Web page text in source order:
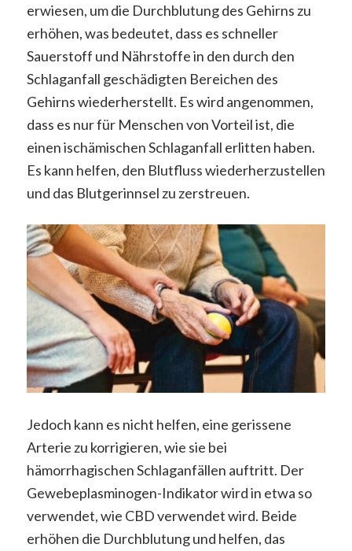
erwiesen, um die Durchblutung des Gehirns zu
erhöhen, was bedeutet, dass es schneller
Sauerstoff und Nährstoffe in den durch den
Schlaganfall geschädigten Bereichen des
Gehirns wiederherstellt. Es wird angenommen,
dass es nur für Menschen von Vorteil ist, die
einen ischämischen Schlaganfall erlitten haben.
Es kann helfen, den Blutfluss wiederherzustellen
und das Blutgerinnsel zu zerstreuen.
Jedoch kann es nicht helfen, eine gerissene
Arterie zu korrigieren, wie sie bei
hämorrhagischen Schlaganfällen auftritt. Der
Gewebeplasminogen-Indikator wird in etwa so
verwendet, wie CBD verwendet wird. Beide
erhöhen die Durchblutung und helfen, das